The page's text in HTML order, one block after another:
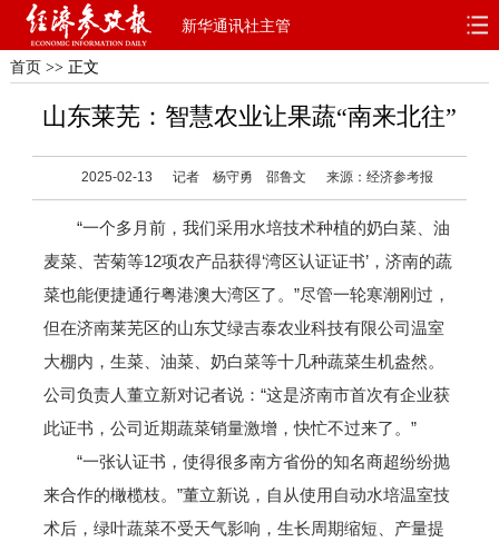
新华通讯社主管
首页 深度 思想
首页 >> 正文
山东莱芜：智慧农业让果蔬“南来北往”
2025-02-13 记者 杨守勇 邵鲁文 来源：经济参考报
“一个多月前，我们采用水培技术种植的奶白菜、油
麦菜、苦菊等12项农产品获得‘湾区认证证书’，济南的蔬
菜也能便捷通行粤港澳大湾区了。”尽管一轮寒潮刚过，
但在济南莱芜区的山东艾绿吉泰农业科技有限公司温室
大棚内，生菜、油菜、奶白菜等十几种蔬菜生机盎然。
公司负责人董立新对记者说：“这是济南市首次有企业获
此证书，公司近期蔬菜销量激增，快忙不过来了。”
“一张认证书，使得很多南方省份的知名商超纷纷抛
来合作的橄榄枝。”董立新说，自从使用自动水培温室技
术后，绿叶蔬菜不受天气影响，生长周期缩短、产量提